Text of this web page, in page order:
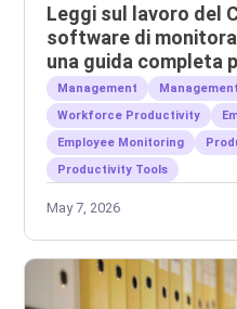
Leggi sul lavoro del
software di
una guida completa
Management Management
Workforce Productivity
Employee Monitoring
Productivity Tools
May 7, 2026